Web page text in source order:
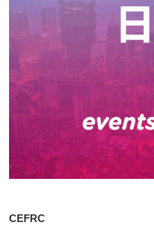
CEFRC